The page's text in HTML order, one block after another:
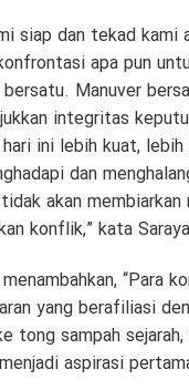
siap dan tekad kami
apa pun
Manuver
integritas
ini lebih kuat,
dan
akan membiarkan
konflik,” kata
“Para
yang berafiliasi
tong sampah
aspirasi